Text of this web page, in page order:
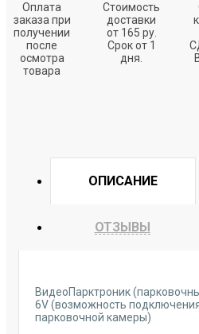
Оплата
заказа при
получении
после
осмотра
товара
Стоимость
доставки
от 165 ру.
Срок от 1
дня.
ОПИСАНИЕ
ОТЗЫВЫ
ВидеоПарктроник
6V (возможность
парковочной камеры)